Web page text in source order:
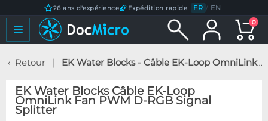
26 ans d'expérience Expédition rapide FR / EN
0
Retour EK Water Blocks - Câble EK-Loop OmniLink Fan PWM D-RGB Signal Splitter
EK Water Blocks Câble EK-Loop
OmniLink Fan PWM D-RGB Signal
Splitter